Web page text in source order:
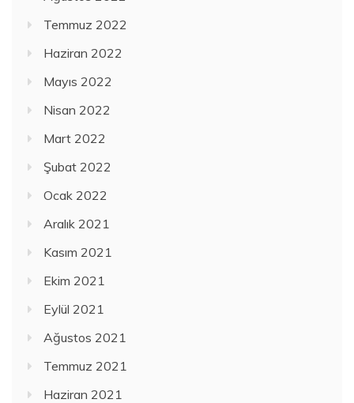
Temmuz 2022
Haziran 2022
Mayıs 2022
Nisan 2022
Mart 2022
Şubat 2022
Ocak 2022
Aralık 2021
Kasım 2021
Ekim 2021
Eylül 2021
Ağustos 2021
Temmuz 2021
Haziran 2021